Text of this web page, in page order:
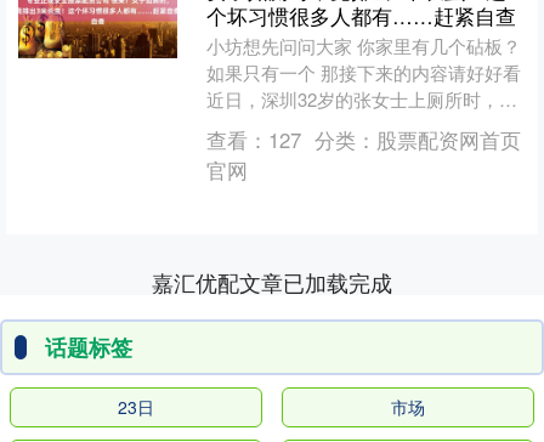
个坏习惯很多人都有……赶紧自查
小坊想先问问大家 你家里有几个砧板？
如果只有一个 那接下来的内容请好好看
近日，深圳32岁的张女士上厕所时，排
出了一条长约3米的白色条状物，不明所
以的她，用筷....
查看： 127 分类： 股票配资网首页
官网
嘉汇优配文章已加载完成
话题标签
23日 市场